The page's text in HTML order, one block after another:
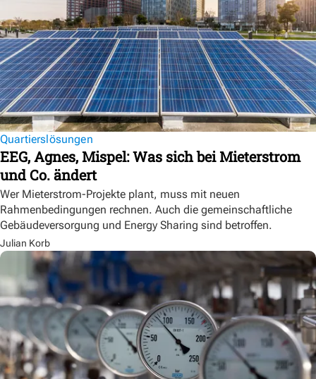
Quartierslösungen
EEG, Agnes, Mispel: Was sich bei Mieterstrom
und Co. ändert
Wer Mieterstrom-Projekte plant, muss mit neuen
Rahmenbedingungen rechnen. Auch die gemeinschaftliche
Gebäudeversorgung und Energy Sharing sind betroffen.
Julian Korb